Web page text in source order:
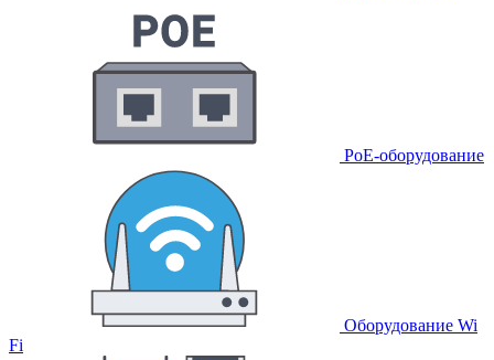
PoE-оборудование
Оборудование Wi
Fi